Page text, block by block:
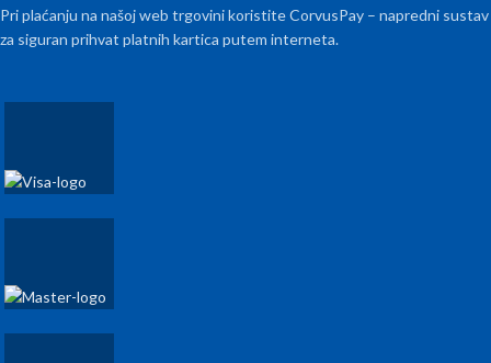
Pri plaćanju na našoj web trgovini koristite CorvusPay – napredni sustav
za siguran prihvat platnih kartica putem interneta.